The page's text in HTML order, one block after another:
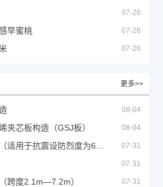
07-26
早蜜桃 07-26
07-26
更多>>
08-04
夹芯板构造（GSJ板） 08-04
07-31
07-31
跨度2.1m—7.2m） 07-31